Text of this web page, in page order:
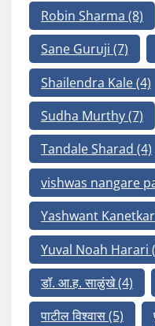
Robin Sharma (8)
Sane Guruji (7)
Shailendra Kale(4)
Sudha Murthy(7)
Tandale Sharad (4)
vishwas nangare
Yashwant Kanetkar
Yuval Noah Harari
डॉ. आ.ह. साळुंखे(4)
पाटील विश्वास(5)